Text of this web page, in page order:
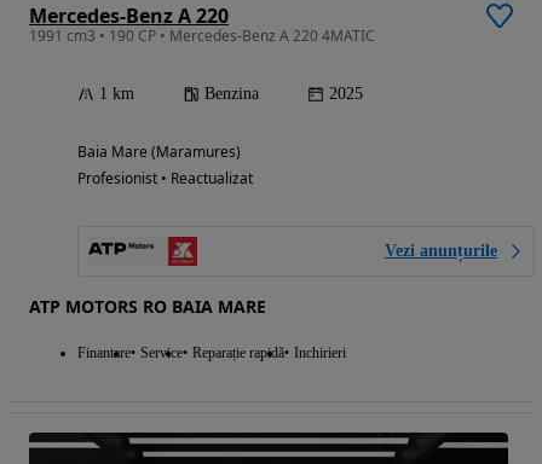
Mercedes-Benz A 220
1991 cm3 • 190 CP • Mercedes-Benz A 220 4MATIC
1 km Benzina 2025
Baia Mare (Maramures)
Profesionist • Reactualizat
Vezi anunțurile
ATP MOTORS RO BAIA MARE
Finantare Service Reparație rapidă Inchirieri